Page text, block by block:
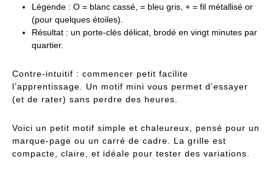
Légende : O = blanc cassé, = bleu gris, + = fil métallisé or
(pour quelques étoiles).
Résultat : un porte-clés délicat, brodé en vingt minutes par
quartier.
Contre-intuitif : commencer petit facilite
l’apprentissage. Un motif mini vous permet d’essayer
(et de rater) sans perdre des heures.
Voici un petit motif simple et chaleureux, pensé pour un
marque-page ou un carré de cadre. La grille est
compacte, claire, et idéale pour tester des variations.